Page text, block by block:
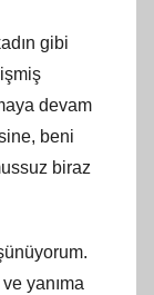
gibi
devam
beni
biraz
yanıma